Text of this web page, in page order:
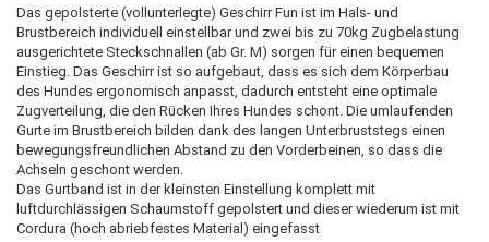
Das gepolsterte (vollunterlegte) Geschirr Fun ist im Hals- und
Brustbereich individuell einstellbar und zwei bis zu 70kg Zugbelastung
ausgerichtete Steckschnallen (ab Gr. M) sorgen für einen bequemen
Einstieg. Das Geschirr ist so aufgebaut, dass es sich dem Körperbau
des Hundes ergonomisch anpasst, dadurch entsteht eine optimale
Zugverteilung, die den Rücken Ihres Hundes schont. Die umlaufenden
Gurte im Brustbereich bilden dank des langen Unterbruststegs einen
bewegungsfreundlichen Abstand zu den Vorderbeinen, so dass die
Achseln geschont werden.
Das Gurtband ist in der kleinsten Einstellung komplett mit
luftdurchlässigen Schaumstoff gepolstert und dieser wiederum ist mit
Cordura (hoch abriebfestes Material) eingefasst